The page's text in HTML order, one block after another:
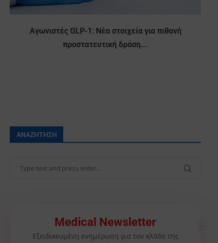
Αγωνιστές GLP-1: Νέα στοιχεία για πιθανή
προστατευτική δράση...
ΑΝΑΖΉΤΗΣΗ
Medical Newsletter
Εξειδικευμένη ενημέρωση για τον κλάδο της